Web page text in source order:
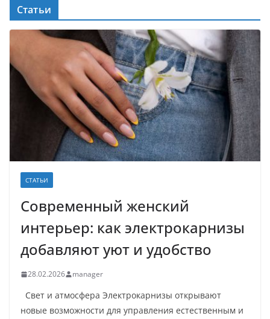
Статьи
СТАТЬИ
Современный женский
интерьер: как электрокарнизы
добавляют уют и удобство
28.02.2026 manager
Свет и атмосфера Электрокарнизы открывают
новые возможности для управления естественным и